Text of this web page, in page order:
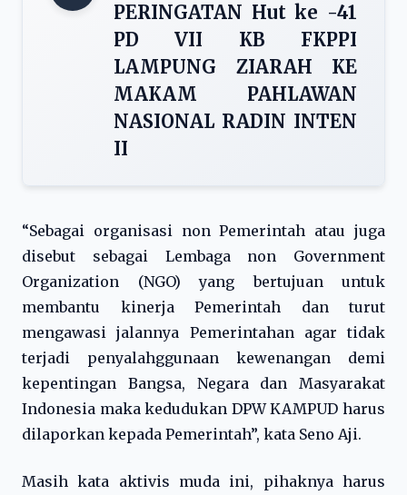
PERINGATAN Hut ke -41
PD VII KB FKPPI
LAMPUNG ZIARAH KE
MAKAM PAHLAWAN
NASIONAL RADIN INTEN
II
“Sebagai organisasi non Pemerintah atau juga
disebut sebagai Lembaga non Government
Organization (NGO) yang bertujuan untuk
membantu kinerja Pemerintah dan turut
mengawasi jalannya Pemerintahan agar tidak
terjadi penyalahggunaan kewenangan demi
kepentingan Bangsa, Negara dan Masyarakat
Indonesia maka kedudukan DPW KAMPUD harus
dilaporkan kepada Pemerintah”, kata Seno Aji.
Masih kata aktivis muda ini, pihaknya harus